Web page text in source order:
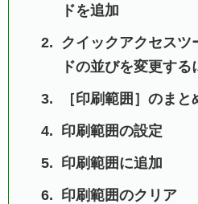
ドを追加
クイックアクセスツ
ドの並びを変更する
［印刷範囲］のま
印刷範囲の設定
印刷範囲に追加
印刷範囲のクリア